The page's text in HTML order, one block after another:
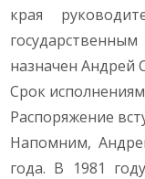
края
назначен Андрей
Срок
Распоряжение
Напомним,
года. В 1981